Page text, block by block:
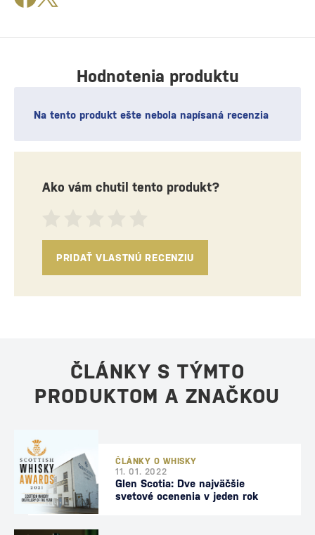
Hodnotenia produktu
Na tento produkt ešte nebola napísaná recenzia
Ako vám chutil tento produkt?
PRIDAŤ VLASTNÚ RECENZIU
ČLÁNKY S TÝMTO
PRODUKTOM A ZNAČKOU
ČLÁNKY O WHISKY
11. 01. 2022
Glen Scotia: Dve najväčšie
svetové ocenenia v jeden rok